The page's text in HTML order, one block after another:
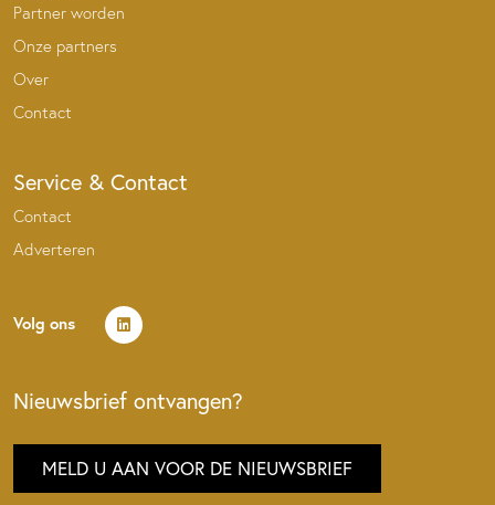
Partner worden
Onze partners
Over
Contact
Service & Contact
Contact
Adverteren
Volg ons
Nieuwsbrief ontvangen?
MELD U AAN VOOR DE NIEUWSBRIEF